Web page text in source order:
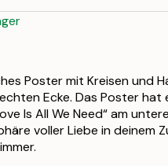
Poster mit Kreisen und
Ecke. Das Poster
Is All We Need“ am
voller Liebe in deinem